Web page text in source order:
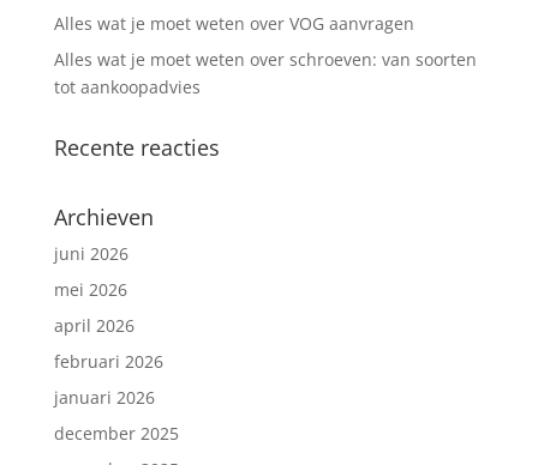
Alles wat je moet weten over VOG aanvragen
Alles wat je moet weten over schroeven: van soorten
tot aankoopadvies
Recente reacties
Archieven
juni 2026
mei 2026
april 2026
februari 2026
januari 2026
december 2025